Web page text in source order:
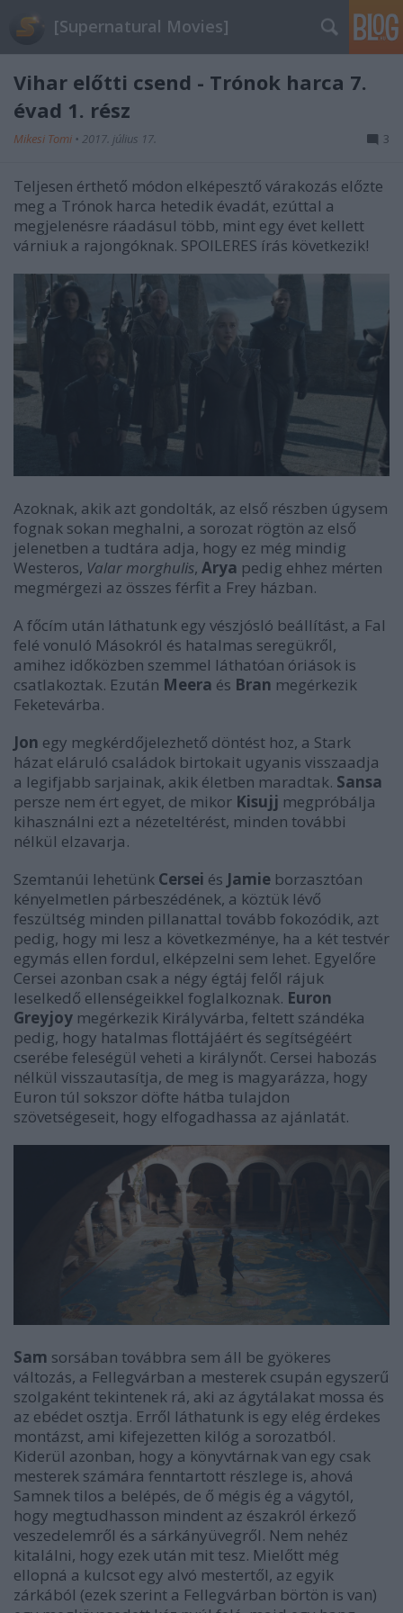
[Supernatural Movies]
Vihar előtti csend - Trónok harca 7.
évad 1. rész
Mikesi Tomi • 2017. július 17. 3
Teljesen érthető módon elképesztő várakozás előzte
meg a Trónok harca hetedik évadát, ezúttal a
megjelenésre ráadásul több, mint egy évet kellett
várniuk a rajongóknak. SPOILERES írás következik!
Azoknak, akik azt gondolták, az első részben úgysem
fognak sokan meghalni, a sorozat rögtön az első
jelenetben a tudtára adja, hogy ez még mindig
Westeros, Valar morghulis, Arya pedig ehhez mérten
megmérgezi az összes férfit a Frey házban.
A főcím után láthatunk egy vészjósló beállítást, a Fal
felé vonuló Másokról és hatalmas seregükről,
amihez időközben szemmel láthatóan óriások is
csatlakoztak. Ezután Meera és Bran megérkezik
Feketevárba.
Jon egy megkérdőjelezhető döntést hoz, a Stark
házat eláruló családok birtokait ugyanis visszaadja
a legifjabb sarjainak, akik életben maradtak. Sansa
persze nem ért egyet, de mikor Kisujj megpróbálja
kihasználni ezt a nézeteltérést, minden további
nélkül elzavarja.
Szemtanúi lehetünk Cersei és Jamie borzasztóan
kényelmetlen párbeszédének, a köztük lévő
feszültség minden pillanattal tovább fokozódik, azt
pedig, hogy mi lesz a következménye, ha a két testvér
egymás ellen fordul, elképzelni sem lehet. Egyelőre
Cersei azonban csak a négy égtáj felől rájuk
leselkedő ellenségeikkel foglalkoznak. Euron
Greyjoy megérkezik Királyvárba, feltett szándéka
pedig, hogy hatalmas flottájáért és segítségéért
cserébe feleségül veheti a királynőt. Cersei habozás
nélkül visszautasítja, de meg is magyarázza, hogy
Euron túl sokszor döfte hátba tulajdon
szövetségeseit, hogy elfogadhassa az ajánlatát.
Sam sorsában továbbra sem áll be gyökeres
változás, a Fellegvárban a mesterek csupán egyszerű
szolgaként tekintenek rá, aki az ágytálakat mossa és
az ebédet osztja. Erről láthatunk is egy elég érdekes
montázst, ami kifejezetten kilóg a sorozatból.
Kiderül azonban, hogy a könyvtárnak van egy csak
mesterek számára fenntartott részlege is, ahová
Samnek tilos a belépés, de ő mégis ég a vágytól,
hogy megtudhasson mindent az északról érkező
veszedelemről és a sárkányüvegről. Nem nehéz
kitalálni, hogy ezek után mit tesz. Mielőtt még
ellopná a kulcsot egy alvó mestertől, az egyik
zárkából (ezek szerint a Fellegvárban börtön is van)